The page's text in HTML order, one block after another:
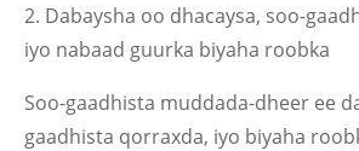
2. Dabaysha oo dhacaysa, soo-
iyo nabaad guurka biyaha roobka
Soo-gaadhista muddada-dheer ee
gaadhista qorraxda, iyo biyaha